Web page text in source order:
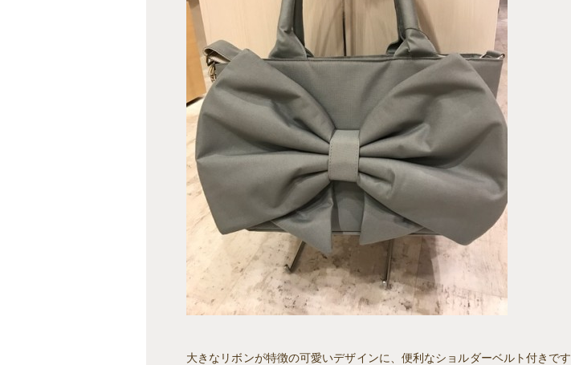
大きなリボンが特徴の可愛いデザインに、便利なショルダーベルト付きです